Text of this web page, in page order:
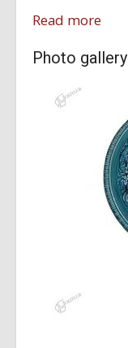
Read more
Photo gallery